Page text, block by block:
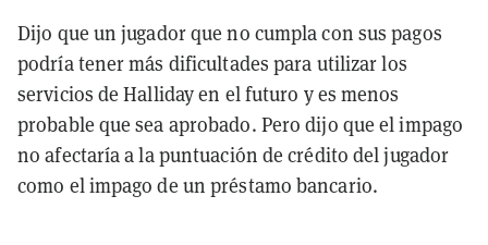
Dijo que un jugador que no cumpla con sus pagos
podría tener más dificultades para utilizar los
servicios de Halliday en el futuro y es menos
probable que sea aprobado. Pero dijo que el impago
no afectaría a la puntuación de crédito del jugador
como el impago de un préstamo bancario.